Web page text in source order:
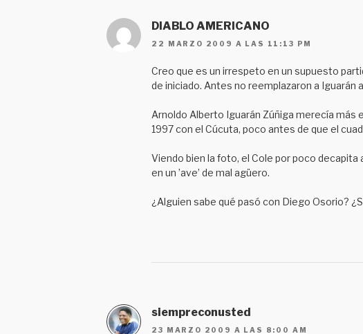
DIABLO AMERICANO
22 MARZO 2009 A LAS 11:13 PM
Creo que es un irrespeto en un supuesto
de iniciado. Antes no reemplazaron a
Arnoldo Alberto Iguarán Zúñiga merecía más
1997 con el Cúcuta, poco antes de que el
Viendo bien la foto, el Cole por poco decapita
en un ’ave’ de mal agüero.
¿Alguien sabe qué pasó con Diego Osorio?
siempreconusted
23 MARZO 2009 A LAS 8:00 AM